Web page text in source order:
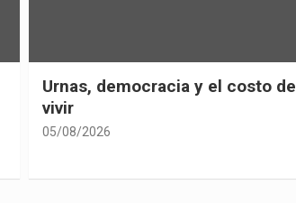
Urnas, democracia y el costo de
vivir
05/08/2026